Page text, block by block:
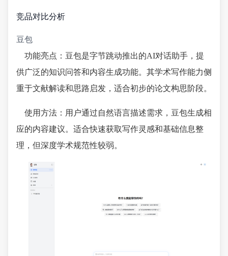
竞品对比分析
豆包
功能亮点：豆包是字节跳动推出的AI对话助手，提
供广泛的知识问答和内容生成功能。其学术写作能力侧
重于文献解读和思路启发，适合初步的论文构思阶段。
使用方法：用户通过自然语言描述需求，豆包生成相
应的内容建议。适合快速获取写作灵感和基础信息整
理，但深度学术规范性较弱。